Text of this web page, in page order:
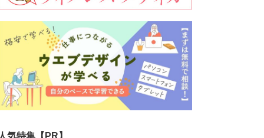
気特集【PR】